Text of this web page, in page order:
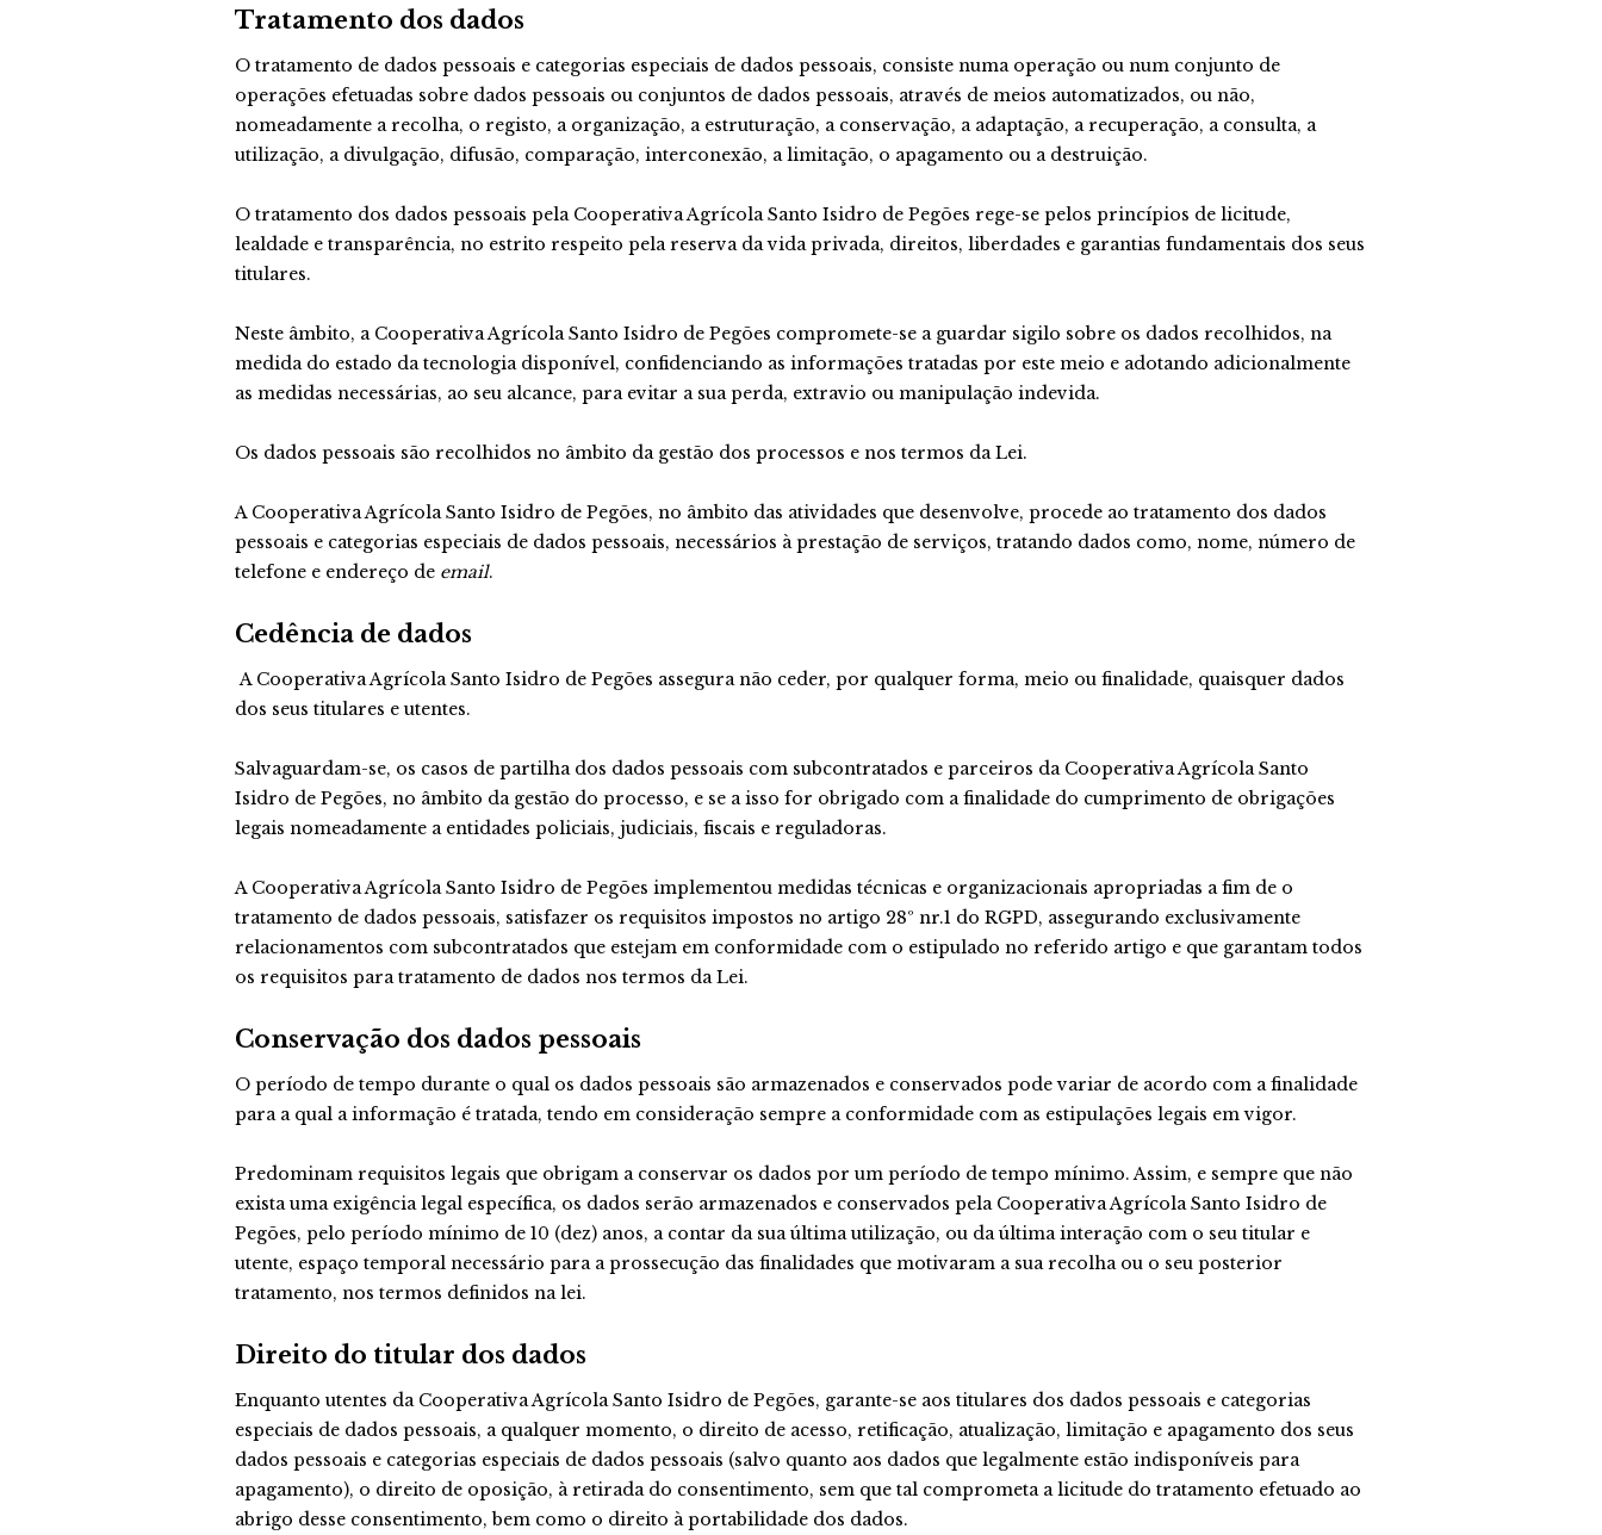
Tratamento dos dados
O tratamento de dados pessoais e categorias especiais de dados pessoais, consiste numa operação ou num conjunto de
operações efetuadas sobre dados pessoais ou conjuntos de dados pessoais, através de meios automatizados, ou não,
nomeadamente a recolha, o registo, a organização, a estruturação, a conservação, a adaptação, a recuperação, a consulta, a
utilização, a divulgação, difusão, comparação, interconexão, a limitação, o apagamento ou a destruição.
O tratamento dos dados pessoais pela Cooperativa Agrícola Santo Isidro de Pegões rege-se pelos princípios de licitude,
lealdade e transparência, no estrito respeito pela reserva da vida privada, direitos, liberdades e garantias fundamentais dos seus
titulares.
Neste âmbito, a Cooperativa Agrícola Santo Isidro de Pegões compromete-se a guardar sigilo sobre os dados recolhidos, na
medida do estado da tecnologia disponível, confidenciando as informações tratadas por este meio e adotando adicionalmente
as medidas necessárias, ao seu alcance, para evitar a sua perda, extravio ou manipulação indevida.
Os dados pessoais são recolhidos no âmbito da gestão dos processos e nos termos da Lei.
A Cooperativa Agrícola Santo Isidro de Pegões, no âmbito das atividades que desenvolve, procede ao tratamento dos dados
pessoais e categorias especiais de dados pessoais, necessários à prestação de serviços, tratando dados como, nome, número de
telefone e endereço de email.
Cedência de dados
A Cooperativa Agrícola Santo Isidro de Pegões assegura não ceder, por qualquer forma, meio ou finalidade, quaisquer dados
dos seus titulares e utentes.
Salvaguardam-se, os casos de partilha dos dados pessoais com subcontratados e parceiros da Cooperativa Agrícola Santo
Isidro de Pegões, no âmbito da gestão do processo, e se a isso for obrigado com a finalidade do cumprimento de obrigações
legais nomeadamente a entidades policiais, judiciais, fiscais e reguladoras.
A Cooperativa Agrícola Santo Isidro de Pegões implementou medidas técnicas e organizacionais apropriadas a fim de o
tratamento de dados pessoais, satisfazer os requisitos impostos no artigo 28º nr.1 do RGPD, assegurando exclusivamente
relacionamentos com subcontratados que estejam em conformidade com o estipulado no referido artigo e que garantam todos
os requisitos para tratamento de dados nos termos da Lei.
Conservação dos dados pessoais
O período de tempo durante o qual os dados pessoais são armazenados e conservados pode variar de acordo com a finalidade
para a qual a informação é tratada, tendo em consideração sempre a conformidade com as estipulações legais em vigor.
Predominam requisitos legais que obrigam a conservar os dados por um período de tempo mínimo. Assim, e sempre que não
exista uma exigência legal específica, os dados serão armazenados e conservados pela Cooperativa Agrícola Santo Isidro de
Pegões, pelo período mínimo de 10 (dez) anos, a contar da sua última utilização, ou da última interação com o seu titular e
utente, espaço temporal necessário para a prossecução das finalidades que motivaram a sua recolha ou o seu posterior
tratamento, nos termos definidos na lei.
Direito do titular dos dados
Enquanto utentes da Cooperativa Agrícola Santo Isidro de Pegões, garante-se aos titulares dos dados pessoais e categorias
especiais de dados pessoais, a qualquer momento, o direito de acesso, retificação, atualização, limitação e apagamento dos seus
dados pessoais e categorias especiais de dados pessoais (salvo quanto aos dados que legalmente estão indisponíveis para
apagamento), o direito de oposição, à retirada do consentimento, sem que tal comprometa a licitude do tratamento efetuado ao
abrigo desse consentimento, bem como o direito à portabilidade dos dados.